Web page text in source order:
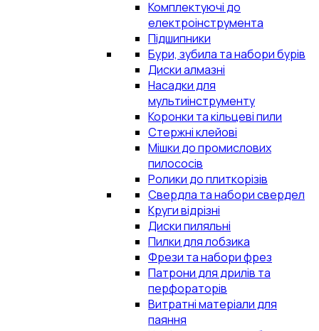
Комплектуючі до
електроінструмента
Підшипники
Бури, зубила та набори бурів
Диски алмазні
Насадки для
мультиінструменту
Коронки та кільцеві пили
Стержні клейові
Мішки до промислових
пилососів
Ролики до плиткорізів
Свердла та набори свердел
Круги відрізні
Диски пиляльні
Пилки для лобзика
Фрези та набори фрез
Патрони для дрилів та
перфораторів
Витратні матеріали для
паяння